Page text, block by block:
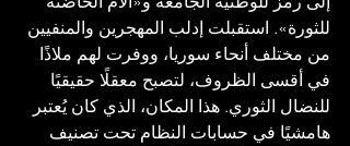
للثورة». استقبلت إدلب المهجرين والمنفيين
من مختلف أنحاء سوريا، ووفرت لهم ملاذًا
في أقسى الظروف، لتصبح معقلًا حقيقيًا
للنضال الثوري. هذا المكان، الذي كان يُعتبر
هامشيًا في حسابات النظام تحت تصنيف